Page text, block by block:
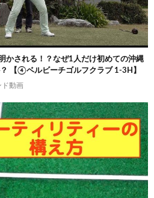
かされる！？なぜ1人だけ初めての沖縄
【④ベルビーチゴルフクラブ 1-3H】
ド動画